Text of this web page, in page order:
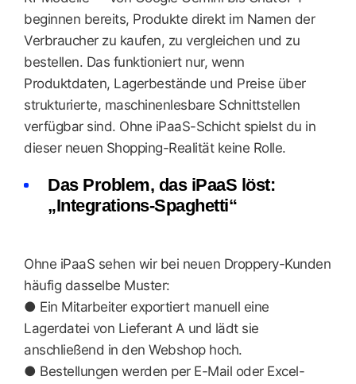
beginnen bereits, Produkte direkt im Namen der
Verbraucher zu kaufen, zu vergleichen und zu
bestellen. Das funktioniert nur, wenn
Produktdaten, Lagerbestände und Preise über
strukturierte, maschinenlesbare Schnittstellen
verfügbar sind. Ohne iPaaS-Schicht spielst du in
dieser neuen Shopping-Realität keine Rolle.
Das Problem, das iPaaS löst:
„Integrations-Spaghetti“
Ohne iPaaS sehen wir bei neuen Droppery-Kunden
häufig dasselbe Muster:
● Ein Mitarbeiter exportiert manuell eine
Lagerdatei von Lieferant A und lädt sie
anschließend in den Webshop hoch.
● Bestellungen werden per E-Mail oder Excel-